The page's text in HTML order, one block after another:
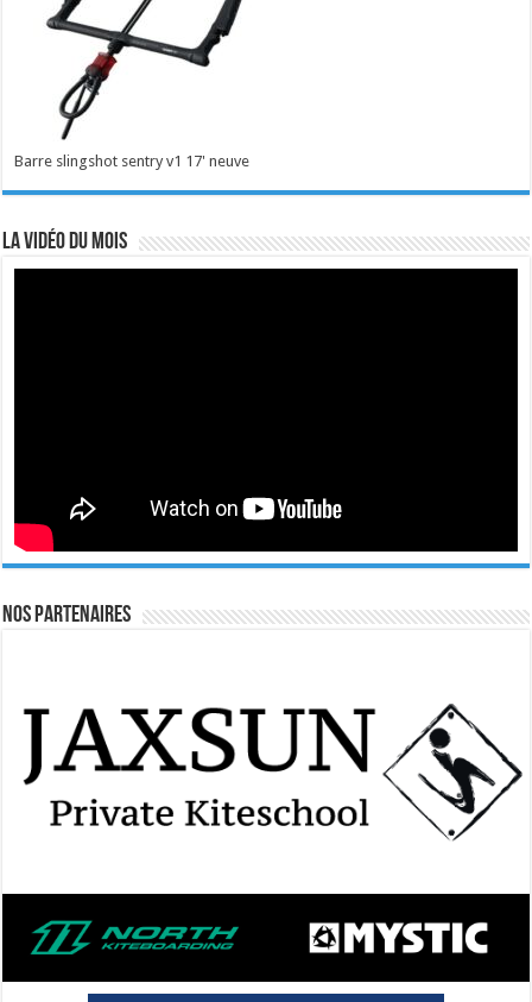
Barre slingshot sentry v1 17' neuve
La vidéo du mois
Nos Partenaires